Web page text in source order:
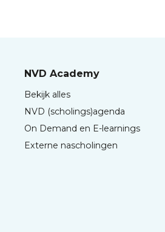
NVD Academy
Bekijk alles
NVD (scholings)agenda
On Demand en E-learnings
Externe nascholingen